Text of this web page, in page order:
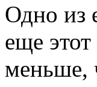
Одно из
еще
меньше,